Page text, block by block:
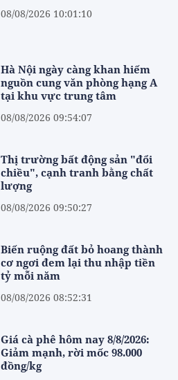
08/08/2026 10:01:10
Hà Nội ngày càng khan hiếm
nguồn cung văn phòng hạng A
tại khu vực trung tâm
08/08/2026 09:54:07
Thị trường bất động sản "đổi
chiều", cạnh tranh bằng chất
lượng
08/08/2026 09:50:27
Biến ruộng đất bỏ hoang thành
cơ ngơi đem lại thu nhập tiền
tỷ mỗi năm
08/08/2026 08:52:31
Giá cà phê hôm nay 8/8/2026:
Giảm mạnh, rời mốc 98.000
đồng/kg